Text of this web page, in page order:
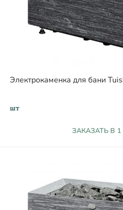
Электрокаменка для бани
шт
ЗАКАЗАТЬ В